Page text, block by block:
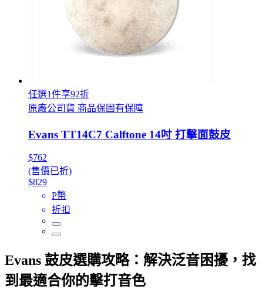
任選1件享92折
原廠公司貨 商品保固有保障
Evans TT14C7 Calftone 14吋 打擊面鼓皮
$762
(售價已折)
$829
P幣
折扣
Evans 鼓皮選購攻略：解決泛音困擾，找
到最適合你的擊打音色